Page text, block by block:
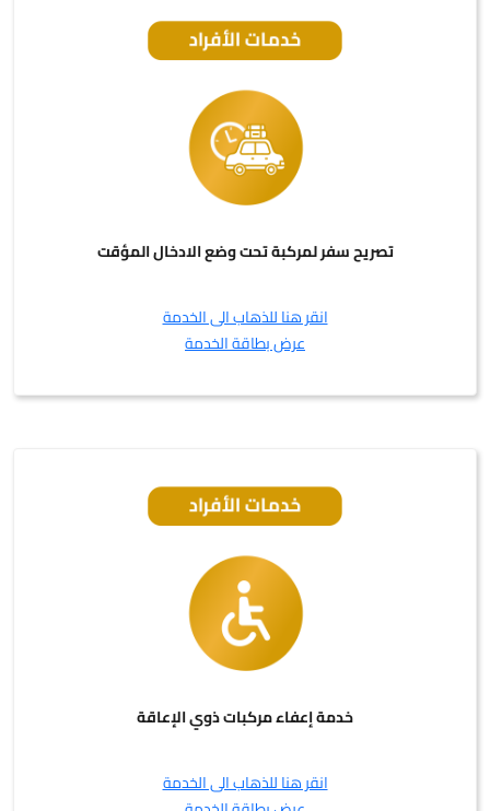
تصريح سفر لمركبة تحت وضع الادخال المؤقت
انقر هنا للذهاب الى الخدمة
عرض بطاقة الخدمة
خدمة إعفاء مركبات ذوي الإعاقة
انقر هنا للذهاب الى الخدمة